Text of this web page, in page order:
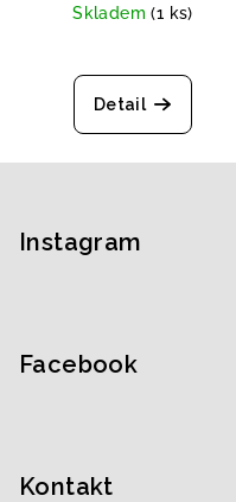
Skladem(1 ks)
Detail
Instagram
Facebook
Kontakt